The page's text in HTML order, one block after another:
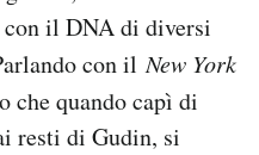
con il DNA di diversi
con ilNew York
che quando capì di
resti di Gudin, si